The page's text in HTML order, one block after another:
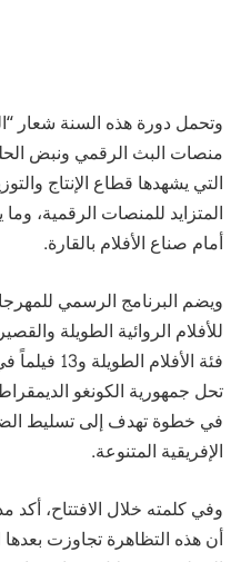
وتحمل دورة هذه السنة شعار
منصات البث الرقمي ونبض
التي يشهدها قطاع الإنتاج
المتزايد للمنصات الرقمية،
أمام صناع الأفلام بالقارة.
ويضم البرنامج الرسمي
فئة الأفلام
تحل جمهورية الكونغو
في خطوة تهدف إلى تسليط
الإفريقية المتنوعة.
وفي كلمته خلال الافتتاح، أكد
أن هذه التظاهرة تجاوزت بعدها